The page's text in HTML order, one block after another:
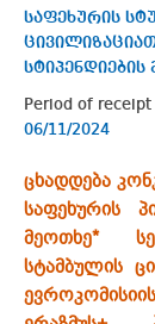
საფეხურის
Period of
06/11/2024
ცხადდება
საფეხურის
მეოთხე*
სტამბულის